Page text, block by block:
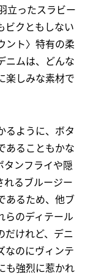
立ったスラビー
ビクともしない
ント〉特有の柔
ニムは、どんな
楽しみな素材で
るように、ボタ
あることもかな
タンフライや隠
れるブルージー
あるため、他ブ
らのディテール
だけれど、デニ
なのにヴィンテ
も強烈に惹かれ